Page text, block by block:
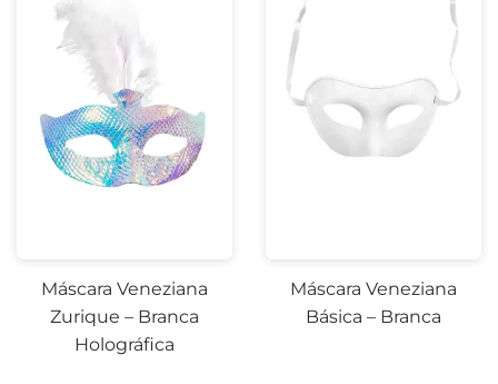
Máscara Veneziana
Zurique – Branca
Holográfica
Máscara Veneziana
Básica – Branca